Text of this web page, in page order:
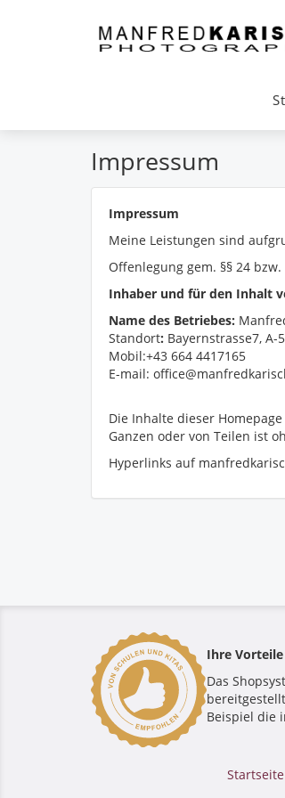
Impressum
Impressum
Meine Leistungen sind
Offenlegung gem. §§ 24
Inhaber und für den Inhalt
Name des Betriebes:
Standort: Bayernstrasse7, A-
Mobil:+43 664 4417165
E-mail:
Die Inhalte dieser
Ganzen oder von Teilen ist
Hyperlinks auf
Ihre Vorteile
Das
Beispiel die
Startseite